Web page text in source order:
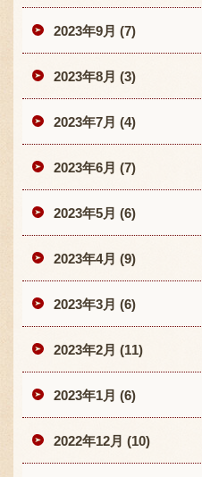
2023年9月 (7)
2023年8月 (3)
2023年7月 (4)
2023年6月 (7)
2023年5月 (6)
2023年4月 (9)
2023年3月 (6)
2023年2月 (11)
2023年1月 (6)
2022年12月 (10)